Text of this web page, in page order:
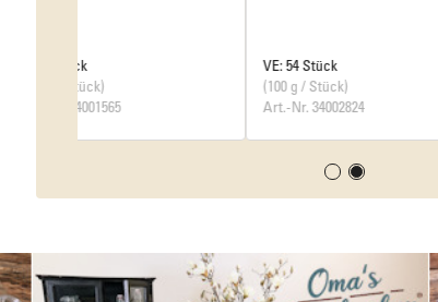
(100 g / Stück)
Art.-Nr. 34002824